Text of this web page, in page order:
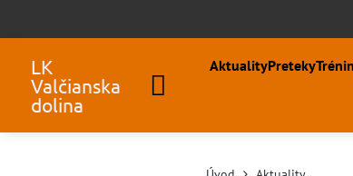
LK
Valčianska
dolina
AktualityPreteky